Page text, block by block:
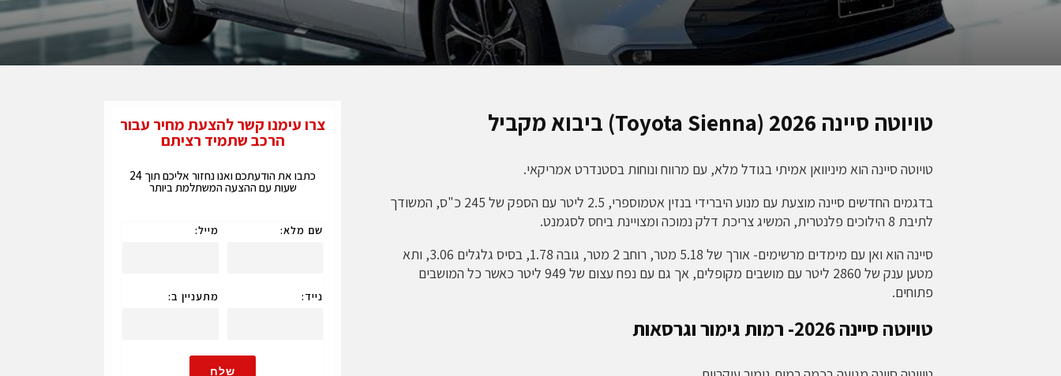
טויוטה סיינה
טויוטה סיינה הוא מיניוואן אמיתי בגודל מלא, עם מרווח ונוחות בסטנדרט אמריקאי.
בדגמים החדשים סיינה מוצעת עם מנוע היברידי בנזין אטמוספרי, 2.5 ליטר עם הספק של 245 כ"ס, המשודך
לתיבת 8 הילוכים פלנטרית, המשיג צריכת דלק נמוכה ומצויינת ביחס לסגמנט.
סיינה הוא ואן עם מימדים מרשימים- אורך של 5.18 מטר, רוחב 2 מטר, גובה 1.78, בסיס גלגלים 3.06, ותא
מטען ענק של 2860 ליטר עם מושבים מקופלים, אך גם עם נפח עצום של 949 ליטר כאשר כל המושבים
פתוחים.
טויוטה סיינה 2026- רמות גימור וגרסאות
צרו עימנו קשר להצעת מחיר עבור
הרכב שתמיד רציתם
כתבו את הודעתכם ואנו נחזור אליכם תוך 24
שעות עם ההצעה המשתלמת ביותר
שם מלא: מייל:
נייד: מתעניין ב:
שלח